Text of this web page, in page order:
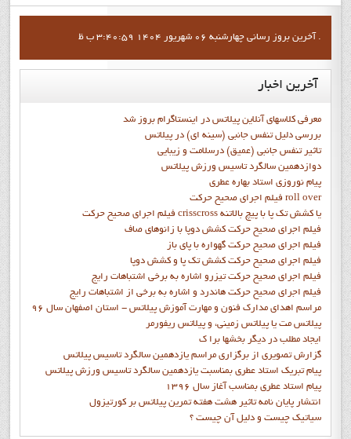
آخرين بروز رساني چهارشنبه 06 شهریور 1404 3:40:59 ب ظ .
آخرین اخبار
معرفی کلاسهای آنلاین پیلاتس در اینستاگرام بروز شد
بررسی دلیل تنفس جانبی (سینه ای) در پیلاتس
تاثیر تنفس جانبی (عمیق) درسلامت و زیبایی
دوازدهمين سالگرد تاسيس ورزش پيلاتس
پيام نوروزي استاد بهاره عطري
فيلم اجراي صحيح حرکت roll over
فيلم اجراي صحيح حركت crisscross يا كشش تك پا با پيچ بالاتنه
فيلم اجراي صحيح حرکت كشش دوپا با زانوهاي صاف
فيلم اجراي صحيح حرکت گهواره با پاي باز
فيلم اجراي صحيح حرکت کشش تک پا و کشش دوپا
فيلم اجراي صحيح حرکت تيزرو اشاره به برخي اشتباهات رايج
فيلم اجراي صحيح حرکت هاندرد و اشاره به برخي از اشتباهات رايج
مراسم اهدای مدارک فنون و مهارت آموزش پیلاتس - استان اصفهان سال 96
پیلاتس مت یا پیلاتس زمینی، و پیلاتس ریفورمر
ايجاد مطلب در ديگر بخشها برا ک
گزارش تصويري از برگزاري مراسم يازدهمين سالگرد تاسيس پيلاتس
پيام تبريک استاد عطري بمناسبت يازدهمين سالگرد تاسيس ورزش پيلاتس
پيام استاد عطري بمناسب آغاز سال 1396
انتشار پايان نامه تاثیر هشت هفته تمرین پیلاتس بر کورتیزول
سیاتیک چیست و دلیل آن چیست ؟